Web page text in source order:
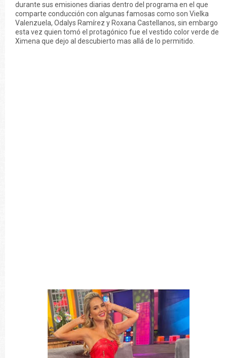
durante sus emisiones diarias dentro del programa en el que
comparte conducción con algunas famosas como son Vielka
Valenzuela, Odalys Ramírez y Roxana Castellanos, sin embargo
esta vez quien tomó el protagónico fue el vestido color verde de
Ximena que dejo al descubierto mas allá de lo permitido.